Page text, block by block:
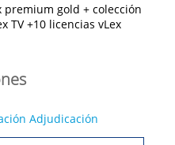
premium gold + colección
TV +10 licencias vLex
Adjudicación